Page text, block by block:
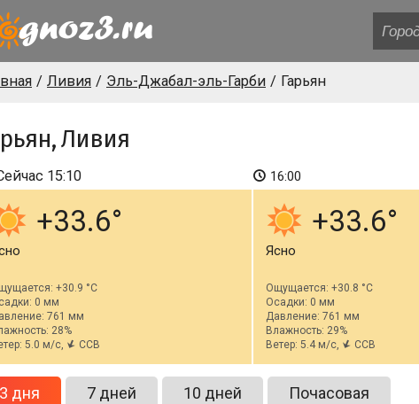
Ливия Эль-Джабал-эль-Гарби Гарьян
Ливия
15:10
+33.6
+30.9 °C
0 мм
761 мм
28%
5.0 м/с,
ССВ
16:00
+33.6
Ясно
Ощущается: +30.8 °C
Осадки: 0 мм
Давление: 761 мм
Влажность: 29%
Ветер: 5.4 м/с,
ССВ
3 дня 7 дней 10 дней Почасовая